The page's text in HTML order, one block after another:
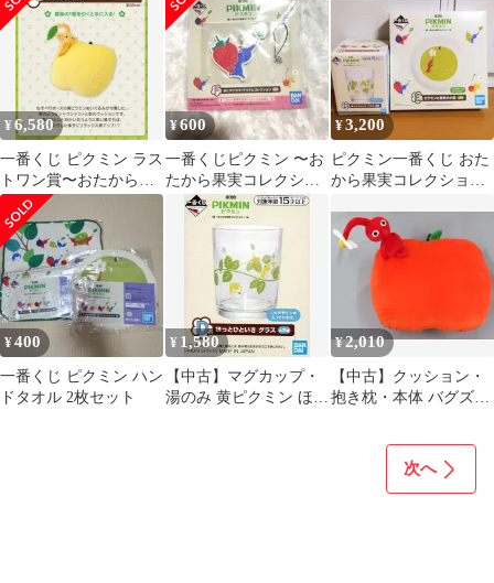
¥6,580
一番くじ ピクミン ラス
トワン賞〜おたから果
実コレクション〜
¥600
一番くじピクミン 〜お
たから果実コレクショ
ン〜 2022年発売
¥3,200
ピクミン一番くじ おた
から果実コレクション
¥400
一番くじ ピクミン ハン
ドタオル 2枚セット
¥ 1,580
【中古】マグカップ・
湯のみ 黄ピクミン ほっ
¥2,010
【中古】クッション・
抱き枕・本体 バグズ・
「一番くじ ピクミン ～
おたから果実コレクシ
次へ